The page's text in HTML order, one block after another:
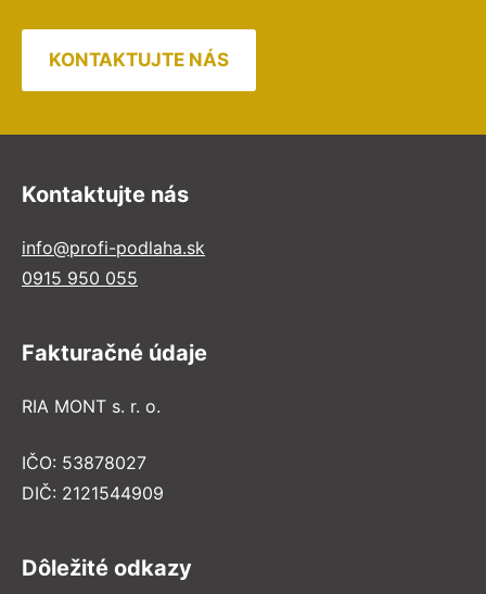
KONTAKTUJTE NÁS
Kontaktujte nás
info@profi-podlaha.sk
0915 950 055
Fakturačné údaje
RIA MONT s. r. o.
IČO: 53878027
DIČ: 2121544909
Dôležité odkazy